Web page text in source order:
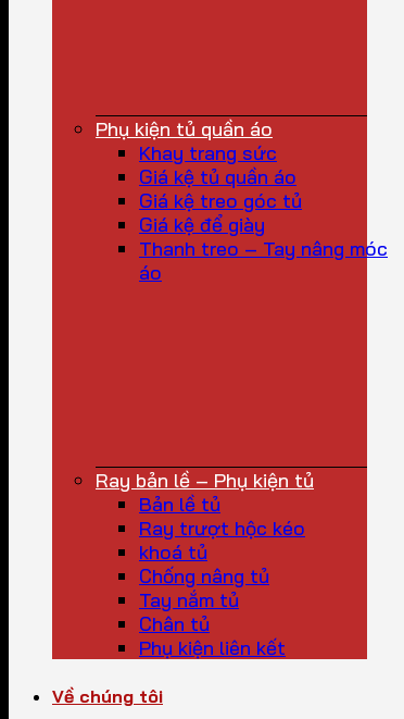
Phụ kiện tủ quần áo
Khay trang sức
Giá kệ tủ quần áo
Giá kệ treo góc tủ
Giá kệ để giày
Thanh treo – Tay nâng móc
áo
Ray bản lề – Phụ kiện tủ
Bản lề tủ
Ray trượt hộc kéo
khoá tủ
Chống nâng tủ
Tay nắm tủ
Chân tủ
Phụ kiện liên kết
Về chúng tôi